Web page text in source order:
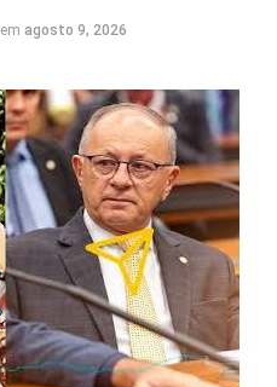
em agosto 9, 2026